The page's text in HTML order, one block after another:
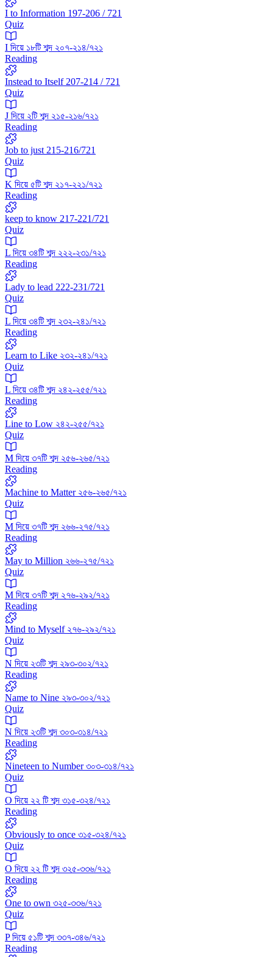
I to Information 197-206 / 721
Quiz
I দিয়ে ১৮টি শব্দ ২০৭-২১৪/৭২১
Reading
Instead to Itself 207-214 / 721
Quiz
J দিয়ে ২টি শব্দ ২১৫-২১৬/৭২১
Reading
Job to just 215-216/721
Quiz
K দিয়ে ৫টি শব্দ ২১৭-২২১/৭২১
Reading
keep to know 217-221/721
Quiz
L দিয়ে ৩৪টি শব্দ ২২২-২৩১/৭২১
Reading
Lady to lead 222-231/721
Quiz
L দিয়ে ৩৪টি শব্দ ২৩২-২৪১/৭২১
Reading
Learn to Like ২৩২-২৪১/৭২১
Quiz
L দিয়ে ৩৪টি শব্দ ২৪২-২৫৫/৭২১
Reading
Line to Low ২৪২-২৫৫/৭২১
Quiz
M দিয়ে ৩৭টি শব্দ ২৫৬-২৬৫/৭২১
Reading
Machine to Matter ২৫৬-২৬৫/৭২১
Quiz
M দিয়ে ৩৭টি শব্দ ২৬৬-২৭৫/৭২১
Reading
May to Million ২৬৬-২৭৫/৭২১
Quiz
M দিয়ে ৩৭টি শব্দ ২৭৬-২৯২/৭২১
Reading
Mind to Myself ২৭৬-২৯২/৭২১
Quiz
N দিয়ে ২৩টি শব্দ ২৯৩-৩০২/৭২১
Reading
Name to Nine ২৯৩-৩০২/৭২১
Quiz
N দিয়ে ২৩টি শব্দ ৩০৩-৩১৪/৭২১
Reading
Nineteen to Number ৩০৩-৩১৪/৭২১
Quiz
O দিয়ে ২২ টি শব্দ ৩১৫-৩২৪/৭২১
Reading
Obviously to once ৩১৫-৩২৪/৭২১
Quiz
O দিয়ে ২২ টি শব্দ ৩২৫-৩৩৬/৭২১
Reading
One to own ৩২৫-৩৩৬/৭২১
Quiz
P দিয়ে ৫১টি শব্দ ৩৩৭-৩৪৬/৭২১
Reading